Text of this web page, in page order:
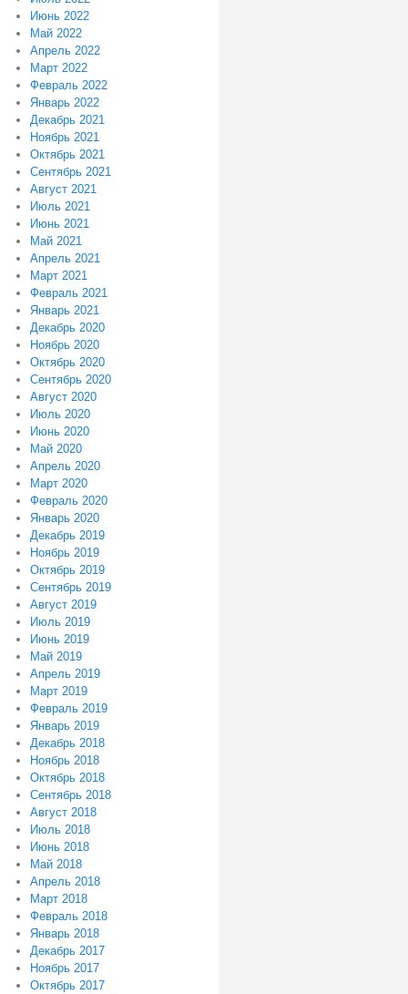
Июнь 2022
Май 2022
Апрель 2022
Март 2022
Февраль 2022
Январь 2022
Декабрь 2021
Ноябрь 2021
Октябрь 2021
Сентябрь 2021
Август 2021
Июль 2021
Июнь 2021
Май 2021
Апрель 2021
Март 2021
Февраль 2021
Январь 2021
Декабрь 2020
Ноябрь 2020
Октябрь 2020
Сентябрь 2020
Август 2020
Июль 2020
Июнь 2020
Май 2020
Апрель 2020
Март 2020
Февраль 2020
Январь 2020
Декабрь 2019
Ноябрь 2019
Октябрь 2019
Сентябрь 2019
Август 2019
Июль 2019
Июнь 2019
Май 2019
Апрель 2019
Март 2019
Февраль 2019
Январь 2019
Декабрь 2018
Ноябрь 2018
Октябрь 2018
Сентябрь 2018
Август 2018
Июль 2018
Июнь 2018
Май 2018
Апрель 2018
Март 2018
Февраль 2018
Январь 2018
Декабрь 2017
Ноябрь 2017
Октябрь 2017